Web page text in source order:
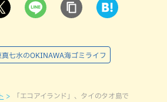
七水のOKINAWA海ゴミライフ
「エコアイランド」、タイのタオ島で